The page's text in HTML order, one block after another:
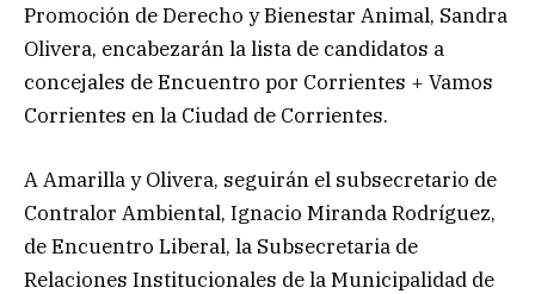
Promoción de Derecho y Bienestar Animal, Sandra
Olivera, encabezarán la lista de candidatos a
concejales de Encuentro por Corrientes + Vamos
Corrientes en la Ciudad de Corrientes.
A Amarilla y Olivera, seguirán el subsecretario de
Contralor Ambiental, Ignacio Miranda Rodríguez,
de Encuentro Liberal, la Subsecretaria de
Relaciones Institucionales de la Municipalidad de